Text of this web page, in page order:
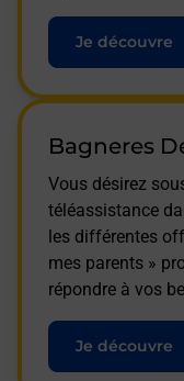
Je découvre
Bagneres
Vous désirez
téléassistance
les différentes
mes parents »
répondre à vos
Je découvre